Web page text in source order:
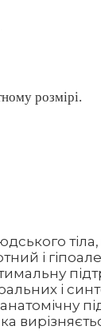
розмірі.
і
і